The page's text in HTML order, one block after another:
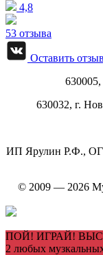
4,8
53 отзыва
Оставить отзыв
630005,
630032, г.
ИП Ярулин Р.Ф.,
© 2009 — 2026
ПОЙ! ИГРАЙ!
2 любых